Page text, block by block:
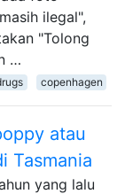
ilegal",
"Tolong
…
copenhagen
atau
Tasmania
yang lalu